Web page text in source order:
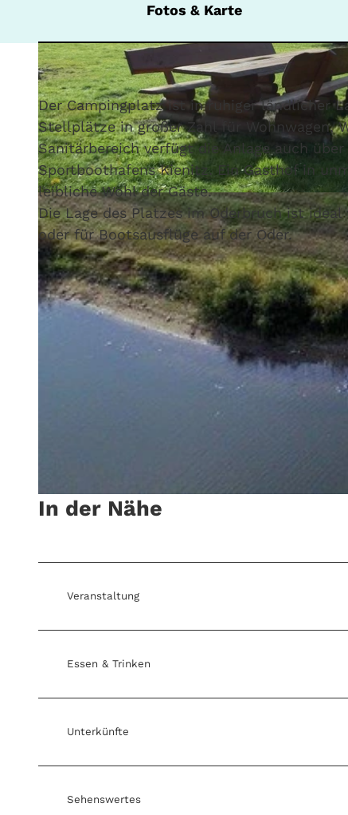
© Gasthof am Hafen
© Gasthof am Hafen
Fotos & Karte
Der Campingplatz ist in ruhiger ländlicher
Stellplätze in großer Zahl für Wohnwagen,
Sanitärbereich verfügt die Anlage auch
Sportboothafens Kienitz. Ein Gasthof in
leibliche Wohl der Gäste.
Die Lage des Platzes im Oderbruch ist
oder für Bootsausflüge auf der Oder.
In der Nähe
Veranstaltung
Essen & Trinken
Unterkünfte
Sehenswertes